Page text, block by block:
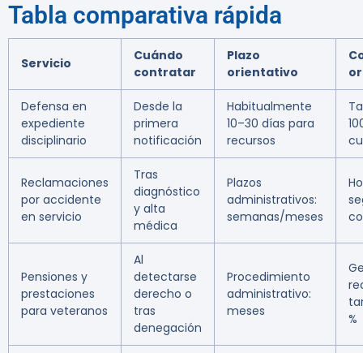
Tabla comparativa rápida
Servicio
Cuándo
contratar
Plazo
orientativo
Defensa en
expediente
disciplinario
Desde la
primera
notificación
Habitualmente
10–30 días para
recursos
Reclamaciones
por accidente
en servicio
Tras
diagnóstico
y alta
médica
Plazos
administrativos:
semanas/meses
Pensiones y
prestaciones
para veteranos
Al
detectarse
derecho o
tras
denegación
Procedimiento
administrativo:
meses
%